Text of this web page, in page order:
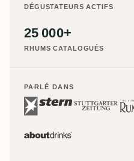
DÉGUSTATEURS ACTIFS
25 000+
RHUMS CATALOGUÉS
PARLÉ DANS